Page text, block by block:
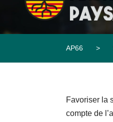
AP66 >
Favoriser la
compte de